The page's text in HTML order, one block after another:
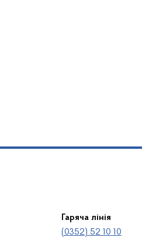
Гаряча лінія
(0352) 52 10 10